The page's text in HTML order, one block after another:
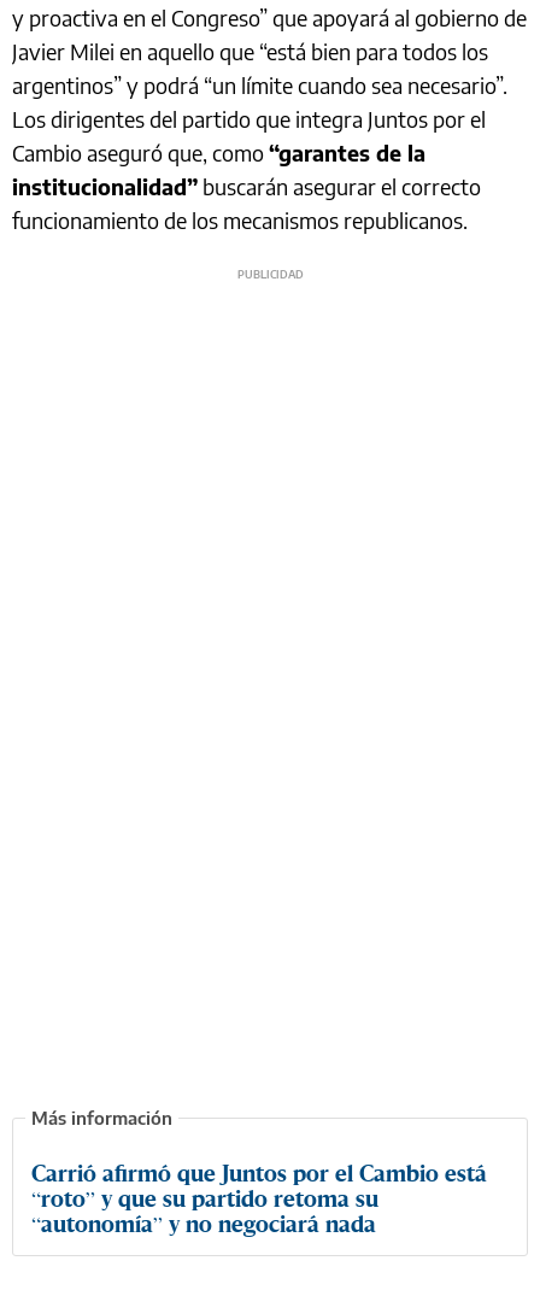
y proactiva en el Congreso” que apoyará al gobierno de
Javier Milei en aquello que “está bien para todos los
argentinos” y podrá “un límite cuando sea necesario”.
Los dirigentes del partido que integra Juntos por el
Cambio aseguró que, como“garantes de la
institucionalidad” buscarán asegurar el correcto
funcionamiento de los mecanismos republicanos.
Carrió afirmó que Juntos por el Cambio está
“roto” y que su partido retoma su
“autonomía” y no negociará nada